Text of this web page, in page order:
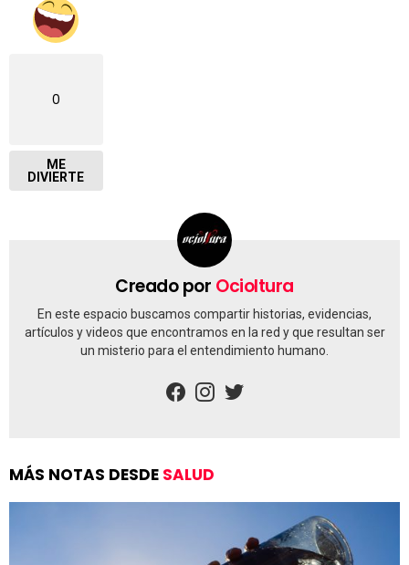
0
ME
DIVIERTE
Creado por Ocioltura
En este espacio buscamos compartir historias, evidencias,
artículos y videos que encontramos en la red y que resultan ser
un misterio para el entendimiento humano.
facebookinstagram
MÁS NOTAS DESDE SALUD